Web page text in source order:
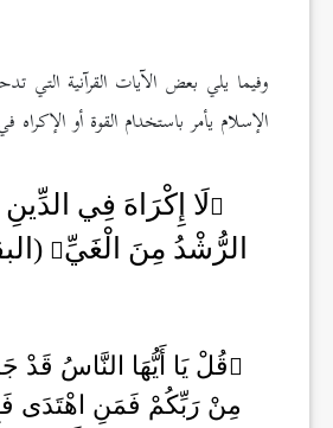
وفيما يلي بعض الآيات القرآنية التي
الإسلام يأمر باستخدام القوة أو الإكراه
لَا إِكْرَاهَ فِي
الرُّشْدُ مِنَ الْغَيِّ
قُلْ يَا أَيُّهَا النَّاسُ قَدْ
مِنْ رَبِّكُمْ فَمَنِ اهْتَدَى